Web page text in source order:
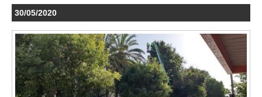
30/05/2020